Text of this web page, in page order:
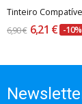
6,90 € 6,21 € -10%